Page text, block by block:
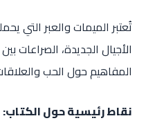
تُعتبر الميمات والعبر التي
الأجيال الجديدة، الصراعات
المفاهيم حول الحب
نقاط رئيسية حول الكتاب: